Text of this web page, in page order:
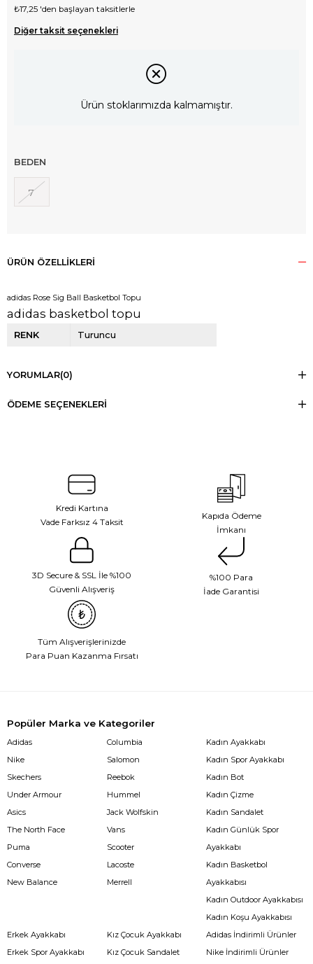
₺17,25 'den başlayan taksitlerle
Diğer taksit seçenekleri
Ürün stoklarımızda kalmamıştır.
BEDEN
7
ÜRÜN ÖZELLIKLERI
adidas Rose Sig Ball Basketbol Topu
adidas basketbol topu
RENK Turuncu
YORUMLAR(0)
ÖDEME SEÇENEKLERI
Kredi Kartına
Vade Farksız 4 Taksit
Kapıda Ödeme
İmkanı
3D Secure & SSL İle %100
Güvenli Alışveriş
%100 Para
İade Garantisi
Tüm Alışverişlerinizde
Para Puan Kazanma Fırsatı
Popüler Marka ve Kategoriler
Adidas
Nike
Skechers
Under Armour
Asics
The North Face
Puma
Converse
New Balance
Columbia
Salomon
Reebok
Hummel
Jack Wolfskin
Vans
Scooter
Lacoste
Merrell
Kadın Ayakkabı
Kadın Spor Ayakkabı
Kadın Bot
Kadın Çizme
Kadın Sandalet
Kadın Günlük Spor
Ayakkabı
Kadın Basketbol
Ayakkabısı
Kadın Outdoor Ayakkabısı
Kadın Koşu Ayakkabısı
Erkek Ayakkabı
Erkek Spor Ayakkabı
Kız Çocuk Ayakkabı
Kız Çocuk Sandalet
Adidas İndirimli Ürünler
Nike İndirimli Ürünler